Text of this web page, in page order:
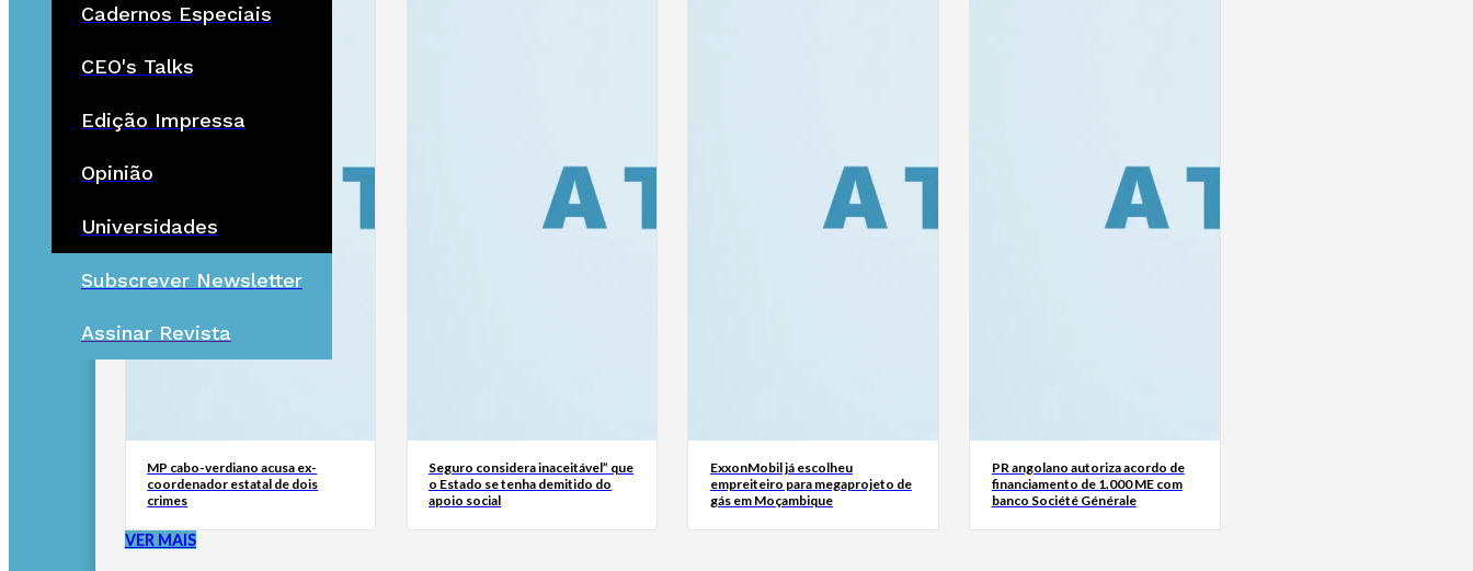
Cadernos Especiais
CEO's Talks
Edição Impressa
Opinião
Universidades
Subscrever Newsletter
Assinar Revista
MP cabo-verdiano acusa ex-
coordenador estatal de dois
crimes
Seguro considera inaceitável” que
o Estado se tenha demitido do
apoio social
ExxonMobil já escolheu
empreiteiro para megaprojeto de
gás em Moçambique
PR angolano autoriza acordo de
financiamento de 1.000 ME com
banco Société Générale
VER MAIS